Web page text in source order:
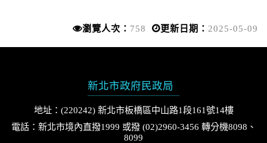
瀏覽人次： 758 更新日期： 2025-05-09
新北市政府民政局
地址：(220242) 新北市板橋區中山路1段161號14樓
電話：新北市境內直撥1999 或撥 (02)2960-3456 轉分機8098、
8099